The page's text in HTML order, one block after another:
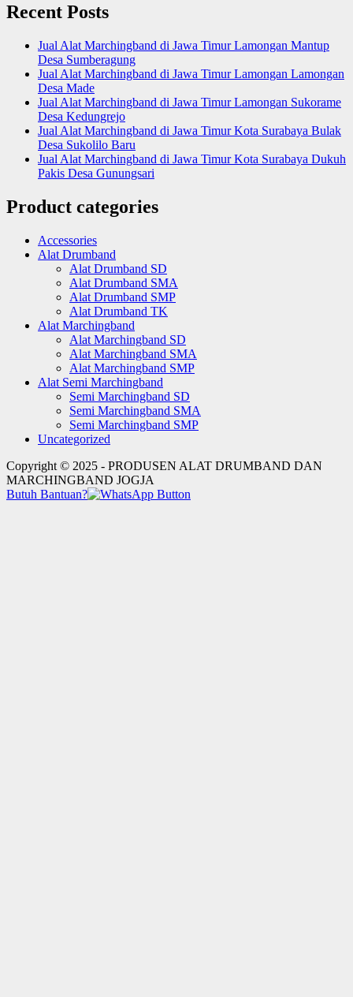
Recent Posts
Jual Alat Marchingband di Jawa Timur Lamongan Mantup
Desa Sumberagung
Jual Alat Marchingband di Jawa Timur Lamongan Lamongan
Desa Made
Jual Alat Marchingband di Jawa Timur Lamongan Sukorame
Desa Kedungrejo
Jual Alat Marchingband di Jawa Timur Kota Surabaya Bulak
Desa Sukolilo Baru
Jual Alat Marchingband di Jawa Timur Kota Surabaya Dukuh
Pakis Desa Gunungsari
Product categories
Accessories
Alat Drumband
Alat Drumband SD
Alat Drumband SMA
Alat Drumband SMP
Alat Drumband TK
Alat Marchingband
Alat Marchingband SD
Alat Marchingband SMA
Alat Marchingband SMP
Alat Semi Marchingband
Semi Marchingband SD
Semi Marchingband SMA
Semi Marchingband SMP
Uncategorized
Copyright © 2025 - PRODUSEN ALAT DRUMBAND DAN
MARCHINGBAND JOGJA
Butuh Bantuan?